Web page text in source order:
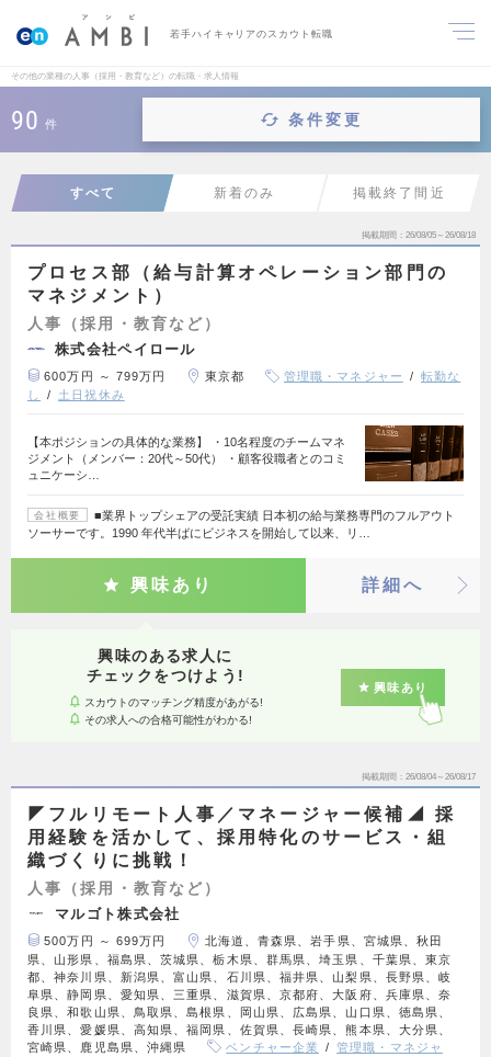
若手ハイキャリアのスカウト転職
その他の業種の人事（採用・教育など）の転職・求人情報
90 件 条件変更
すべて 新着のみ 掲載終了間近
掲載期間 26/08/05～26/08/18
プロセス部（給与計算オペレーション部門の
マネジメント）
人事（採用・教育など）
株式会社ペイロール
600万円 ～ 799万円 東京都 管理職・マネジャー
転勤な
し
土日祝休み
【本ポジションの具体的な業務】 ・10名程度のチームマネ
ジメント（メンバー：20代～50代） ・顧客役職者とのコミ
ュニケーシ…
会社概要
■業界トップシェアの受託実績 日本初の給与業務専門のフルアウト
ソーサーです。1990 年代半ばにビジネスを開始して以来、リ…
興味あり 詳細へ
興味のある求人に
チェックをつけよう!
スカウトのマッチング精度があがる!
その求人への合格可能性がわかる!
興味あり
掲載期間 26/08/04～26/08/17
◤フルリモート人事／マネージャー候補◢ 採
用経験を活かして、採用特化のサービス・組
織づくりに挑戦！
人事（採用・教育など）
マルゴト株式会社
500万円 ～ 699万円
北海道、青森県、岩手県、宮城県、秋田
県、山形県、福島県、茨城県、栃木県、群馬県、埼玉県、千葉県、東京
都、神奈川県、新潟県、富山県、石川県、福井県、山梨県、長野県、岐
阜県、静岡県、愛知県、三重県、滋賀県、京都府、大阪府、兵庫県、奈
良県、和歌山県、鳥取県、島根県、岡山県、広島県、山口県、徳島県、
香川県、愛媛県、高知県、福岡県、佐賀県、長崎県、熊本県、大分県、
宮崎県、鹿児島県、沖縄県
ベンチャー企業
管理職・マネジャ